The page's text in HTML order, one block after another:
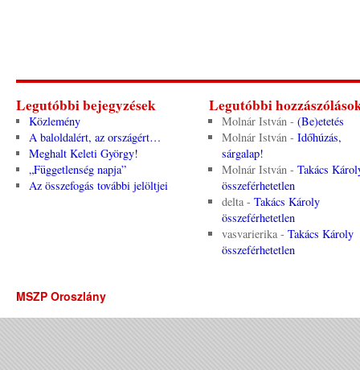
Legutóbbi bejegyzések
Közlemény
A baloldalért, az országért…
Meghalt Keleti György!
„Függetlenség napja”
Az összefogás további jelöltjei
Legutóbbi
Molnár István- (Be)etetés
Molnár István- Időhúzás,
sárgalap!
Molnár István- Takács
összeférhetetlen
delta- Takács Károly
összeférhetetlen
vasvarierika- Takács Károly
összeférhetetlen
MSZP Oroszlány